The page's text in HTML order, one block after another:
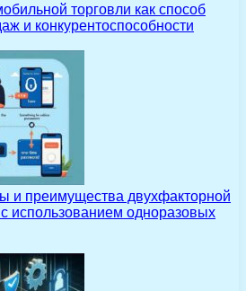
торговли как способ
и конкурентоспособности
и преимущества двухфакторной
использованием одноразовых